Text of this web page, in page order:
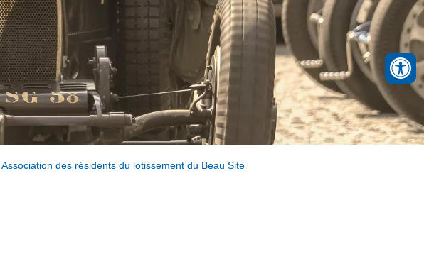
Association des résidents du lotissement du Beau Site